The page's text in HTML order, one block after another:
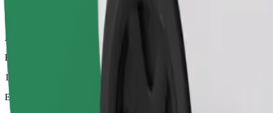
Bolt
Αξιόπιστες διαδρομές με καθημερινά αυτοκίνητα μεσαίου μεγέθους.
Εκτιμώμενος χρόνος μετακίνησης
13 λ.
Εκτιμώμενη απόσταση